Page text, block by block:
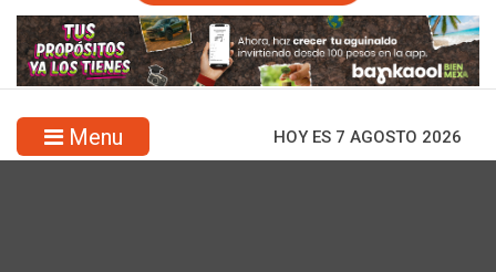
Menu HOY ES 7 AGOSTO 2026